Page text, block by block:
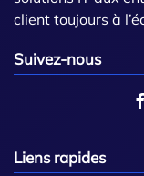
client toujours à
Suivez-nous
Liens rapides